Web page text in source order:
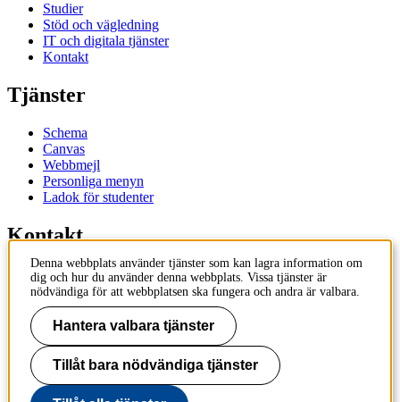
Studier
Stöd och vägledning
IT och digitala tjänster
Kontakt
Tjänster
Schema
Canvas
Webbmejl
Personliga menyn
Ladok för studenter
Kontakt
Kontakta utbildningsprogram
Kontakta kurs
IT-support
KTH Entré
KTH
100 44 Stockholm
Denna webbplats använder tjänster som kan lagra information om
dig och hur du använder denna webbplats. Vissa tjänster är
nödvändiga för att webbplatsen ska fungera och andra är valbara.
Hantera valbara tjänster
Tillåt bara nödvändiga tjänster